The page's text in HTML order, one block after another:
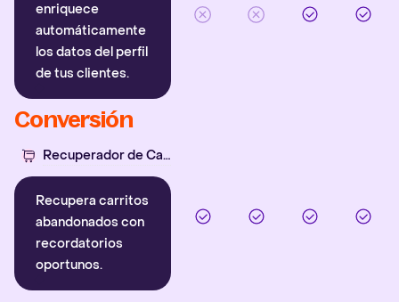
enriquece
automáticamente
los datos del perfil
de tus clientes.
Conversión
Recuperador de Carritos
Recupera carritos
abandonados con
recordatorios
oportunos.